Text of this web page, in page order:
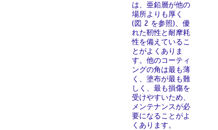
は、亜鉛層が他の
場所よりも厚く
(図 2 を参照)、優
れた靭性と耐摩耗
性を備えているこ
とがよくありま
す。他のコーティ
ングの角は最も薄
く、塗布が最も難
しく、最も損傷を
受けやすいため、
メンテナンスが必
要になることがよ
くあります。